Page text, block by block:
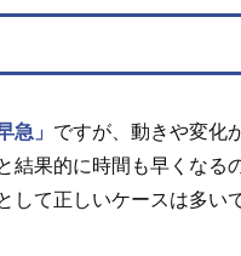
急」 ですが、動きや変化
結果的に時間も早くなる
して正しいケースは多い